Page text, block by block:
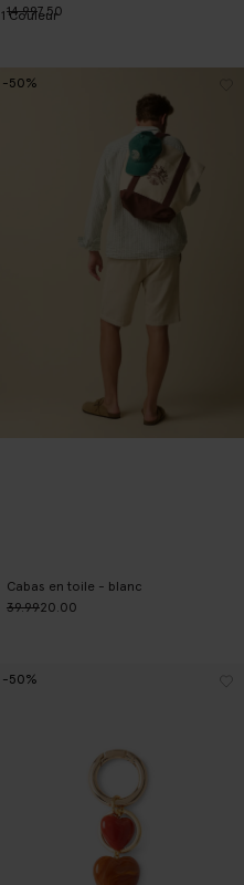
14.997.50
1Couleur
Cabas en toile - blanc
39.9920.00
-50%
-50%